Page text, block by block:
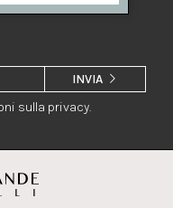
sulla privacy.
INVIA